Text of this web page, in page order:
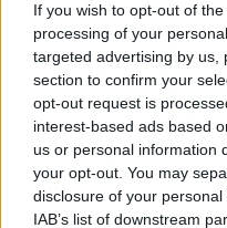
If you wish to opt-out of
processing of your
targeted advertising by us,
section to confirm your
opt-out request is
interest-based ads based
us or personal information
your opt-out. You may
disclosure of your
IAB’s list of downstream
Visualizza